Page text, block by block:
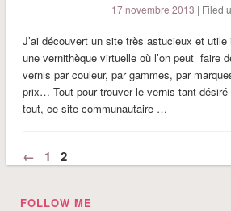
17 novembre 2013 | Filed
J’ai découvert un site très astucieux et
une vernithèque virtuelle où l’on peut faire
vernis par couleur, par gammes, par
prix… Tout pour trouver le vernis tant désiré
tout, ce site communautaire …
← 1 2
FOLLOW ME